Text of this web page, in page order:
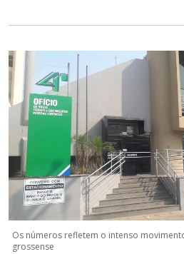
Os números refletem o intenso
grossense